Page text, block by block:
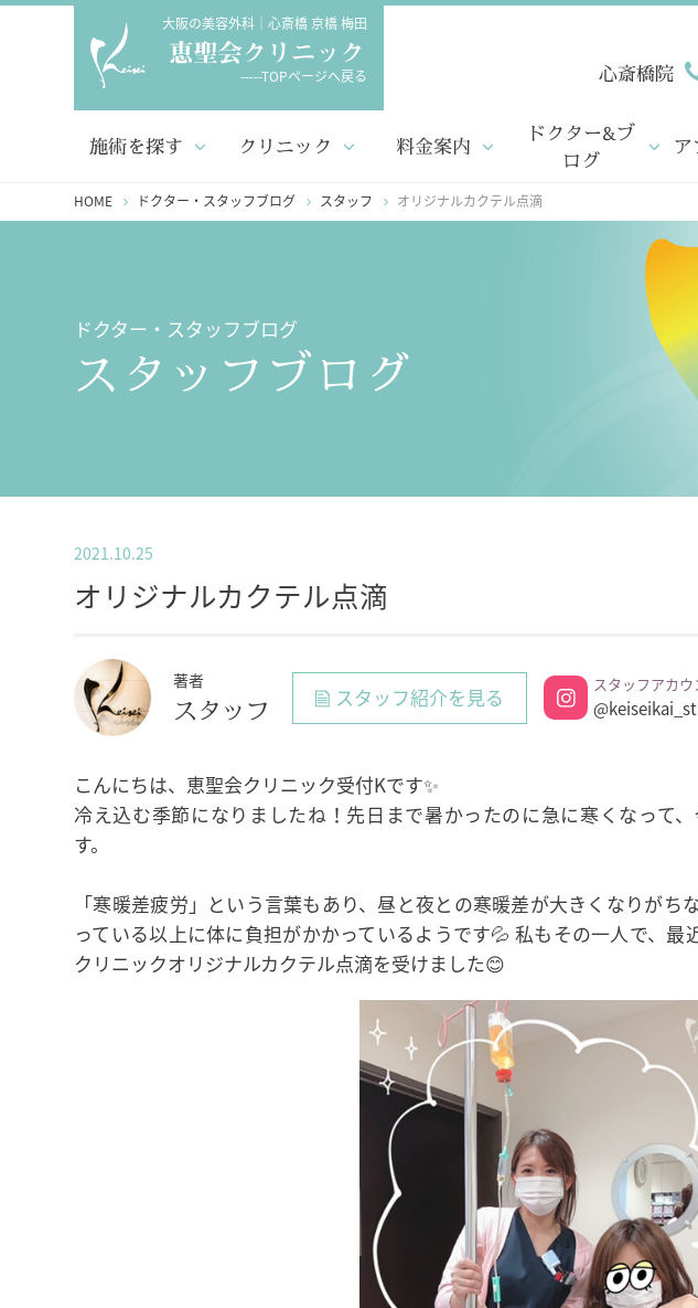
大阪の美容外科｜心斎橋 京橋 梅田
-----TOPページへ戻る 心斎橋院
施術を探す クリニック 料金案内
ドクター&ブ
ログ
ア
HOME ドクター・スタッフブログ スタッフ オリジナルカクテル点滴
ドクター・スタッフブログ
スタッフブログ
2021.10.25
オリジナルカクテル点滴
著者
スタッフ スタッフ紹介を見る スタッフアカウ
こんにちは、恵聖会クリニック受付Kです✨
冷え込む季節になりましたね！先日まで暑かったのに急に寒くなって
す。
「寒暖差疲労」という言葉もあり、昼と夜との寒暖差が大きくなりが
っている以上に体に負担がかかっているようです💦 私もその一人で、
クリニックオリジナルカクテル点滴を受けました😊